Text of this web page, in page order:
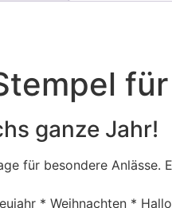
ganze Jahr!
für besondere
* Weihnachten *